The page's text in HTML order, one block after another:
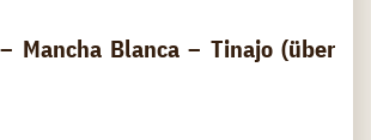
Mancha Blanca – Tinajo (über